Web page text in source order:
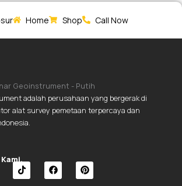
Home Shop Call Now
adalah perusahaan yang bergerak di
alat survey pemetaan terpercaya dan
T F P